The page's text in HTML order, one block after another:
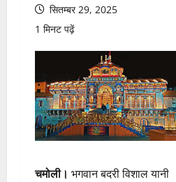
सितम्बर 29, 2025
1 मिनट पढ़ें
चमोली। भगवान बदरी विशाल यानी